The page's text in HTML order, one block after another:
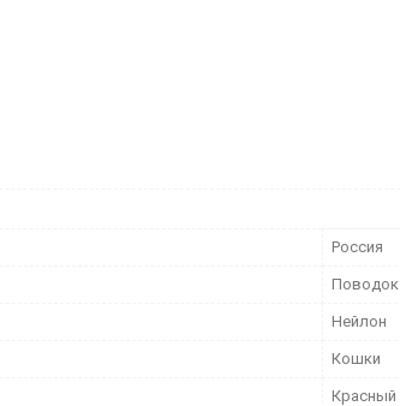
Россия
Поводок
Нейлон
Кошки
Красный